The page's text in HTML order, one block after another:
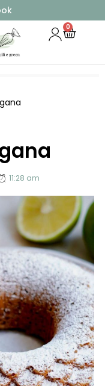
0
11:28 am